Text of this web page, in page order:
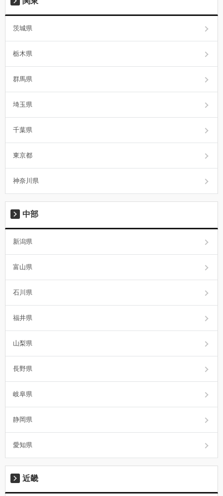
茨城県
栃木県
群馬県
埼玉県
千葉県
東京都
神奈川県
中部
新潟県
富山県
石川県
福井県
山梨県
長野県
岐阜県
静岡県
愛知県
近畿